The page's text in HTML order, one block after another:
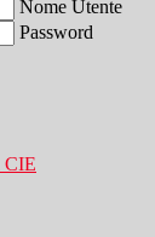
Nome Utente
Password
CIE